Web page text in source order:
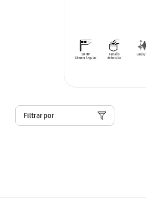
Filtrar por